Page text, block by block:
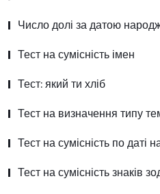
Число долі за датою
Тест на сумісність імен
Тест: який ти хліб
Тест на визначення типу
Тест на сумісність по даті
Тест на сумісність знаків